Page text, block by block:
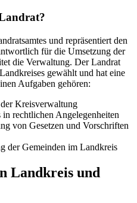
und repräsentiert den
für die Umsetzung der
die Verwaltung. Der Landrat
gewählt und hat eine
Aufgaben gehören:
Kreisverwaltung
rechtlichen Angelegenheiten
von Gesetzen und Vorschriften
der Gemeinden im Landkreis​
Landkreis und